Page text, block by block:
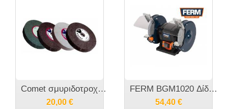
Comet σμυριδοτροχός για βιδια Weiler
20,00 €
FERM BGM1020 Δίδυμος τροχός 250W-150mm
54,40 €